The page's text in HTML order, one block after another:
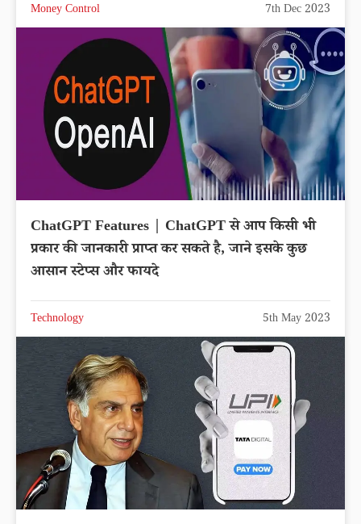
Money Control 7th Dec 2023
ChatGPT Features | ChatGPT से आप किसी भी
प्रकार की जानकारी प्राप्त कर सकते है, जाने इसके कुछ
आसान स्टेप्स और फायदे
Technology 5th May 2023